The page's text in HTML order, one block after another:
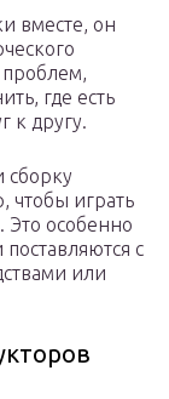
вместе, он
где есть
к другу.
сборку
чтобы играть
Это особенно
с
или